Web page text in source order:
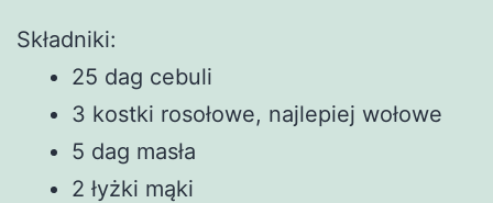
Składniki:
25 dag cebuli
3 kostki rosołowe, najlepiej wołowe
5 dag masła
2 łyżki mąki